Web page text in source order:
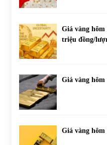
Giá vàng hôm
triệu đồng/
Giá vàng
Giá vàng hôm